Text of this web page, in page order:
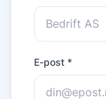
E-post *